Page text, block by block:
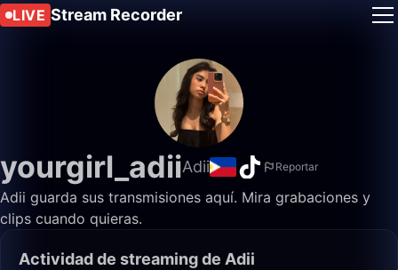
LIVE Stream Recorder
yourgirl_adiiAdii Reportar
Adii guarda sus transmisiones aquí. Mira grabaciones y
clips cuando quieras.
Actividad de streaming de Adii